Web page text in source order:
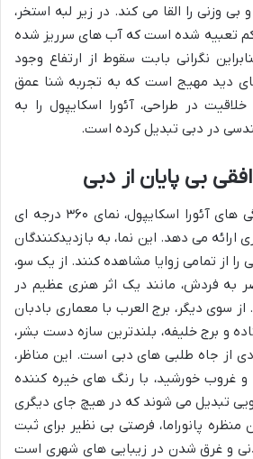
وزنی را القا می کند. در زیر لبه استخر،
کم تعبیه شده است که آب های سرریز شده
نگرانی بابت سقوط از ارتفاع وجود
دید مهیج است که به تجربه شنا عمق
در طراحی، آئورا اسکایپول را به
در دبی تبدیل کرده است.
یکی از برجسته ترین ویژگی های آئورا اسکایپول، نمای ۳۶۰ درجه ای
از ارتفاع ۲۰۰ متری ارائه می دهد. این نما، به بازدیدکنندگان
از تمامی زوایا مشاهده کنند. از یک سو،
به فردش، مانند یک اثر هنری عظیم در
سوی دیگر، برج العرب با معماری بادبان
و برج خلیفه، بلندترین سازه دست بشر،
از جاه طلبی های دبی است. این مناظر،
غروب خورشید، با رنگ های خیره کننده
تبدیل می شوند که در هیچ جای دیگری
منظره پانوراما، فرصتی بی نظیر برای ثبت
و غرق شدن در زیبایی های شهری است